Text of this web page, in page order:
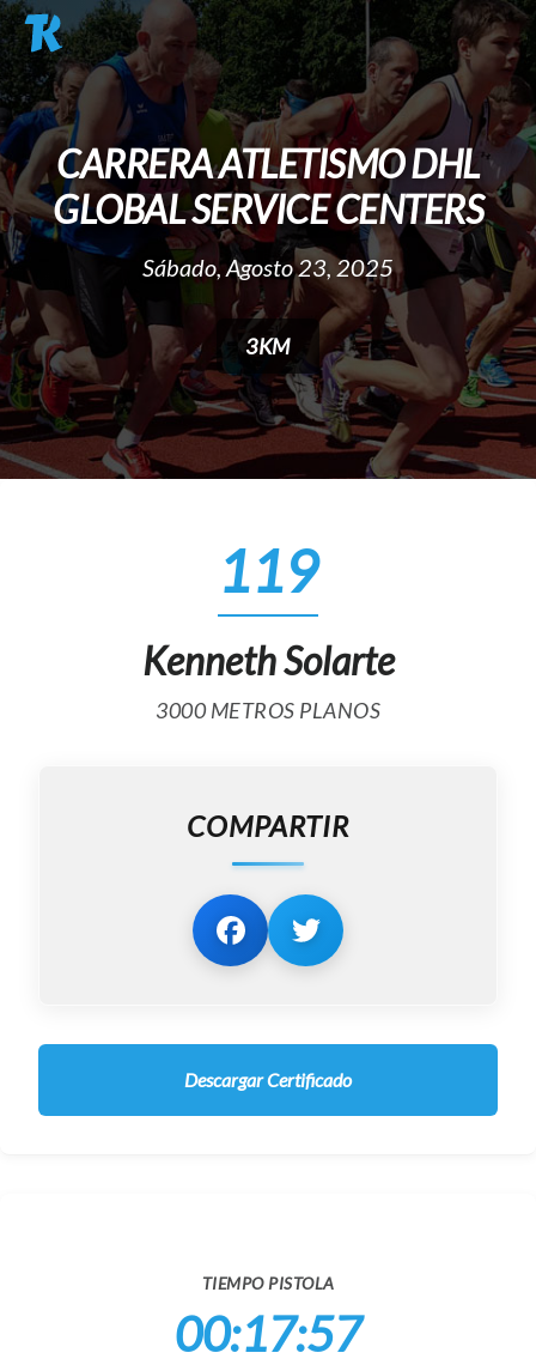
Pasar al contenido principal
CARRERA ATLETISMO DHL
GLOBAL SERVICE CENTERS
Sábado, Agosto 23, 2025
3KM
119
Kenneth Solarte
3000 METROS PLANOS
COMPARTIR
Descargar Certificado
TIEMPO PISTOLA
00:17:57